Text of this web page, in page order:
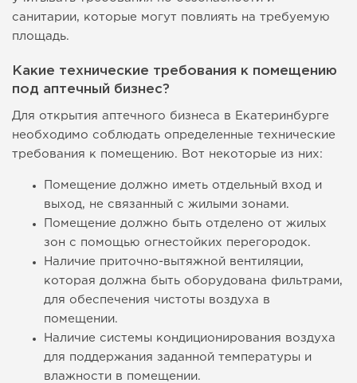
санитарии, которые могут повлиять на требуемую
площадь.
Какие технические требования к помещению
под аптечный бизнес?
Для открытия аптечного бизнеса в Екатеринбурге
необходимо соблюдать определенные технические
требования к помещению. Вот некоторые из них:
Помещение должно иметь отдельный вход и
выход, не связанный с жилыми зонами.
Помещение должно быть отделено от жилых
зон с помощью огнестойких перегородок.
Наличие приточно-вытяжной вентиляции,
которая должна быть оборудована фильтрами,
для обеспечения чистоты воздуха в
помещении.
Наличие системы кондиционирования воздуха
для поддержания заданной температуры и
влажности в помещении.